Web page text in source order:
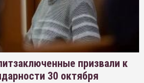
призвали к
30 октября